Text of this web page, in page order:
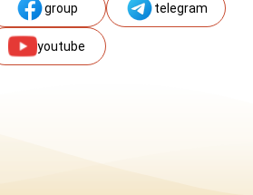
group telegram
youtube